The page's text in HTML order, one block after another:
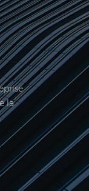
la
...